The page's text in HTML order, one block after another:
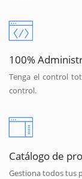
100%
Tenga el control
control.
Catálogo de
Gestiona todos tus